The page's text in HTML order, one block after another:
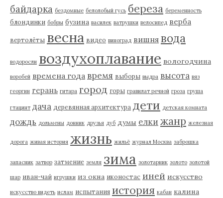
байдарка бездомные белолобый гусь береза беременность
блондинки бобры бузина василек ватрушки велосипед верба
вертолёты весна видео виноград вишня вода
водоросли воздухоплавание вологодчина
воробей времена года время выборы выдра высота вяз
георгин герань гитара город горы гравилат речной гроза груша
гтацинт дача деревянная архитектура дети детская комната
дождь дольмены донник друзья дуб думы елки жанр железная
дорога живая история жизнь жильё журнал Москва заброшка
запасник затвор затмение земля зима золотарник золото золотой
шар иван-чай игрушки из окна иконостас иней искусство
искусство видеть ислам испытания история кабан калина